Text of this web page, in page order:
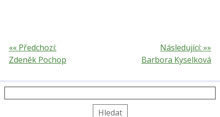
«« Předchozí:
Zdeněk Pochop
Následující: »»
Barbora Kyselková